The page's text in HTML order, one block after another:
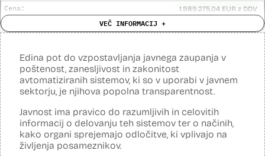
Dokument Povabilo k oddaji ponudbe
Dokument Obvestilo o oddaji naročila
Viri:
Dosje javnega naročila
Cena: 1.989.275,04 EUR z DDV
Analiza učinka na človekove pravice
opravljena:
Posodobljeno: 3. december 2024
Sistem omogoča obdelavo in vizualizacijo podatkov, povezovanje baz
podatkov, pripravo poročil, dinamično raziskovanje podatkov, uporabo
napovedne analitike, opazovanje gibanja podatkov v različnih
(če – potem), simulacije kompleksnejših problemov in scenarijev,
načrtovanje aktivnosti in porabe virov.
Viri:
Dosje javnega naročila
VEČ INFORMACIJ +
Edina pot do vzpostavljanja javnega zaupanja v
poštenost, zanesljivost in zakonitost
avtomatiziranih sistemov, ki so v uporabi v javnem
sektorju, je njihova popolna transparentnost.
Javnost ima pravico do razumljivih in celovitih
informacij o delovanju teh sistemov ter o načinih,
kako organi sprejemajo odločitve, ki vplivajo na
življenja posameznikov.